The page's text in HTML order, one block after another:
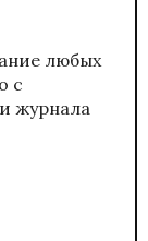
любых
с
журнала